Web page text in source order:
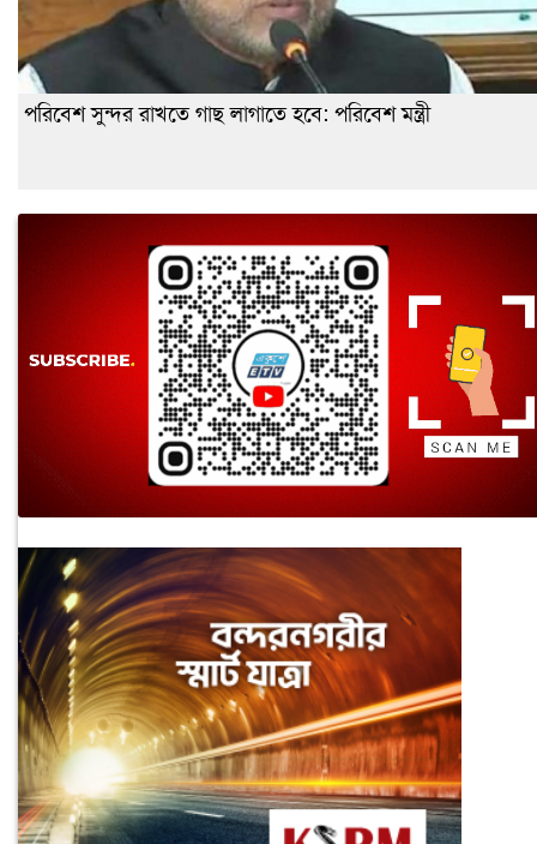
পরিবেশ সুন্দর রাখতে গাছ লাগাতে হবে: পরিবেশ মন্ত্রী